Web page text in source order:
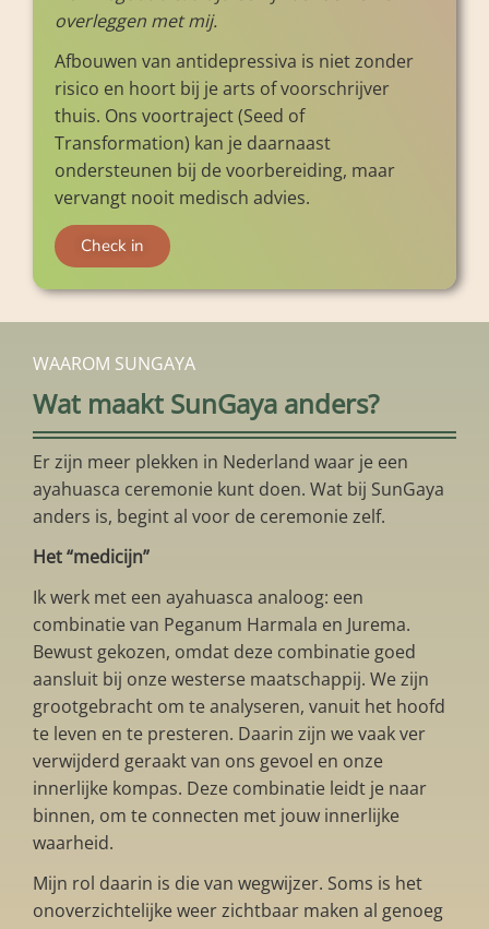
overleggen met mij.
Afbouwen van antidepressiva is niet zonder
risico en hoort bij je arts of voorschrijver
thuis. Ons voortraject (Seed of
Transformation) kan je daarnaast
ondersteunen bij de voorbereiding, maar
vervangt nooit medisch advies.
Check in
WAAROM SUNGAYA
Wat maakt SunGaya anders?
Er zijn meer plekken in Nederland waar je een
ayahuasca ceremonie kunt doen. Wat bij SunGaya
anders is, begint al voor de ceremonie zelf.
Het “medicijn”
Ik werk met een ayahuasca analoog: een
combinatie van Peganum Harmala en Jurema.
Bewust gekozen, omdat deze combinatie goed
aansluit bij onze westerse maatschappij. We zijn
grootgebracht om te analyseren, vanuit het hoofd
te leven en te presteren. Daarin zijn we vaak ver
verwijderd geraakt van ons gevoel en onze
innerlijke kompas. Deze combinatie leidt je naar
binnen, om te connecten met jouw innerlijke
waarheid.
Mijn rol daarin is die van wegwijzer. Soms is het
onoverzichtelijke weer zichtbaar maken al genoeg